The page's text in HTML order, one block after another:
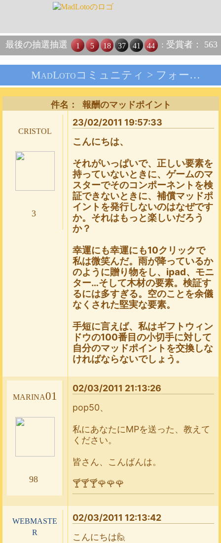
最後の抽選抽選 1 5 18 37 41 44 : 受賞者： 563
MadLotoコミュニティ > フォーラム
件名： 報酬のマッドポイント
cristol
3
23/02/2011 19:57:33
こんにちは、
それがいっぱいで、正しい要素を
持っていないときに、ゲームのマ
スターでそのコンポーネントを検
証できないときに、補償マッドポ
イントを発行しないのはなぜです
か。それはもっと楽しいだろう
か？
幸運にも幸運にも10クリックで
私は微笑んだ。雨が降っているか
のように贈り物をし、ipad、モニ
ター…そして木材の要素。検証す
るには多すぎる。空のことを余儀
なくされた堅実な要素。
手短に言えば、私はギフトウィン
ドウの100番目の小切手に対して
自分のマッドポイントを交換しな
ければならないでしょう。
marina01
98
02/03/2011 21:13:26
pop50、
私にあなたにMPを送った、教えて
ください。
皆さん、こんばんは。
🍸🍸🍸🌹🌹🌹
webmaste
r
02/03/2011 12:13:42
こんにちは🙋